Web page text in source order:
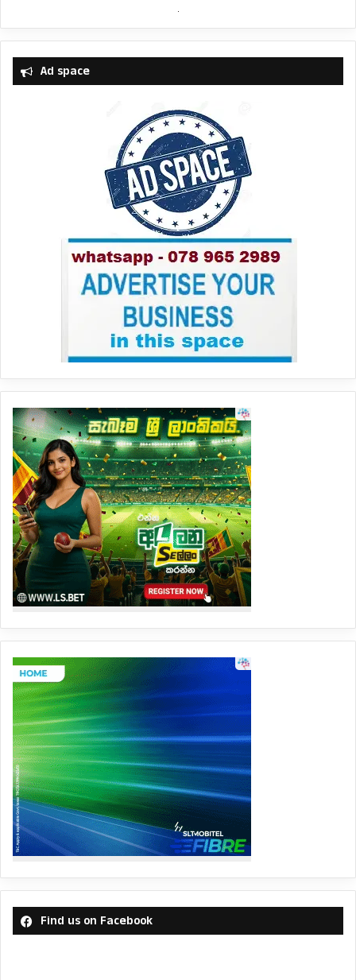
Ad space
Find us on Facebook